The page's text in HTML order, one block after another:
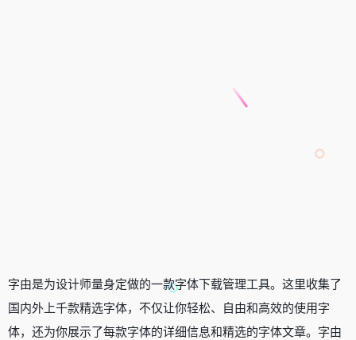
字由是为设计师量身定做的一款字体下载管理工具。这里收集了
国内外上千款精选字体，不仅让你轻松、自由和高效的使用字
体，还为你展示了每款字体的详细信息和精选的字体文章。字由